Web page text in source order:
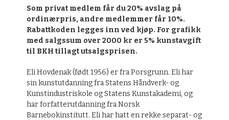
Som privat medlem får du 20% avslag på
ordinærpris, andre medlemmer får 10%.
Rabattkoden legges inn ved kjøp. For grafikk
med salgssum over 2000 kr er 5% kunstavgift
til BKH tillagt utsalgsprisen.
Eli Hovdenak (født 1956) er fra Porsgrunn. Eli har
sin kunstutdanning fra Statens Håndverk- og
Kunstindustriskole og Statens Kunstakademi, og
har forfatterutdanning fra Norsk
Barnebokinstitutt. Eli har hatt en rekke separat- og